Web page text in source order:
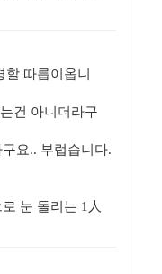
따릅이옵니
건 아니더라구
요.. 부럽습니다.
눈 돌리는 1人